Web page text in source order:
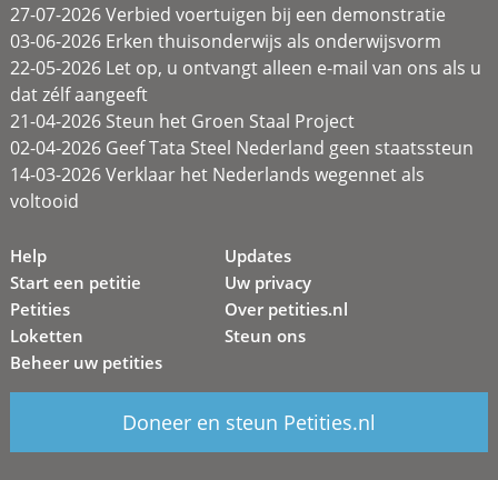
27-07-2026 Verbied voertuigen bij een demonstratie
03-06-2026 Erken thuisonderwijs als onderwijsvorm
22-05-2026 Let op, u ontvangt alleen e-mail van ons als u
dat zélf aangeeft
21-04-2026 Steun het Groen Staal Project
02-04-2026 Geef Tata Steel Nederland geen staatssteun
14-03-2026 Verklaar het Nederlands wegennet als
voltooid
Help
Start een petitie
Petities
Loketten
Beheer uw petities
Updates
Uw privacy
Over petities.nl
Steun ons
Doneer en steun Petities.nl